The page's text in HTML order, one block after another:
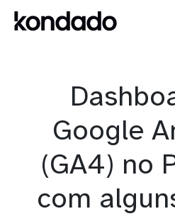
Google
(GA4) no
com